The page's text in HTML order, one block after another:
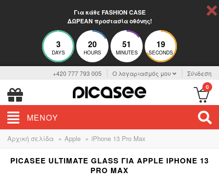
Για κάθε FASHION CASE
ΔΩΡΕΑΝ προστασία οθόνης!
3
DAYS
20
HOURS
51
MINUTES
18
SECONDS
+420 777 793 005 Ο λογαριασμός μου Σύνδεση
0
ΜΕΝΟΎ
Αρχική σελίδα » Apple » iPhone 13 Pro Max
PICASEE ULTIMATE GLASS ΓΙΑ APPLE IPHONE 13
PRO MAX